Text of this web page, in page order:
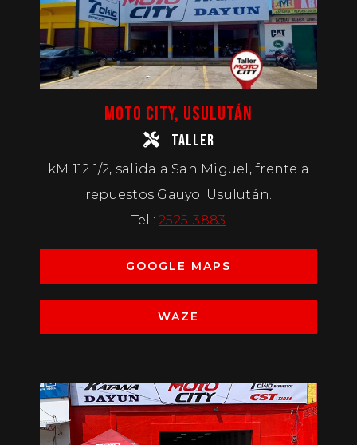
MOTO CITY, USULUTÁN
TALLER
kM 112 1/2, salida a San Miguel, frente a
repuestos Gauyo. Usulután.
Tel.:2525-3883
GOOGLE MAPS
WAZE